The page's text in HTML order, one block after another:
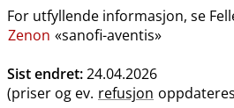
For utfyllende informasjon, se
Zenon «sanofi-aventis»
Sist endret:24.04.2026
(priser og ev. refusjon